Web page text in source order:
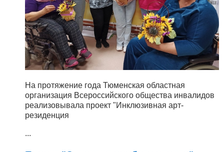
На протяжение года Тюменская областная
организация Всероссийского общества инвалидов
реализовывала проект "Инклюзивная арт-
резиденция
...